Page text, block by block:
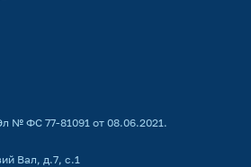
№ ФС 77-81091 от 08.06.2021.
Вал, д.7, с.1